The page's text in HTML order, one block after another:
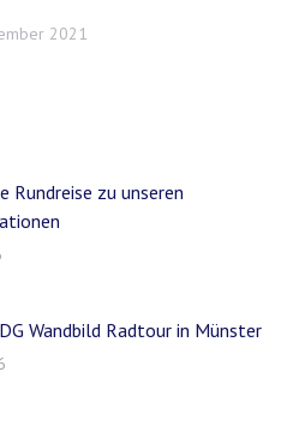
2021
Rundreise zu unseren
Wandbild Radtour in Münster